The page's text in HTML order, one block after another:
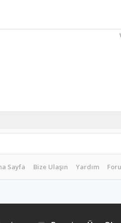
Sayfa Bize Ulaşın Yardım